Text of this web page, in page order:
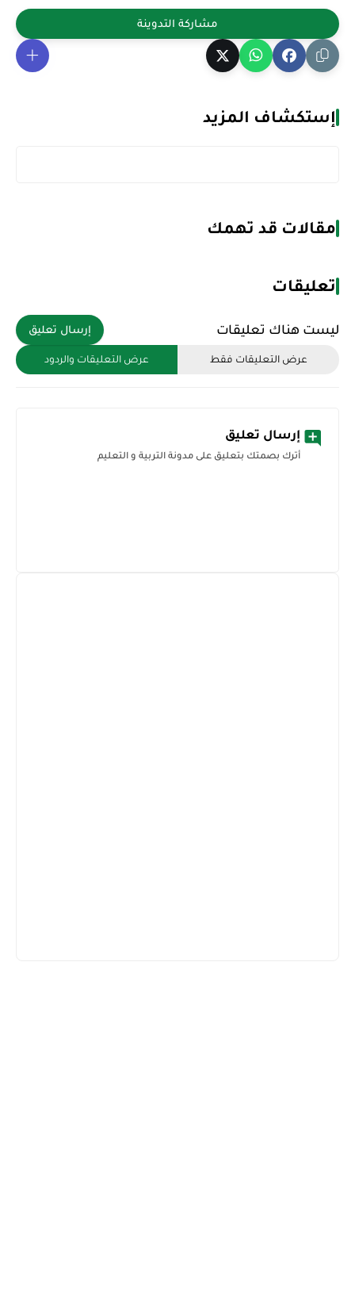
إستكشاف المزيد
مقالات قد تهمك
تعليقات
ليست هناك تعليقات إرسال تعليق
عرض التعليقات فقط عرض التعليقات والردود
إرسال تعليق
أترك بصمتك بتعليق على مدونة التربية و التعليم